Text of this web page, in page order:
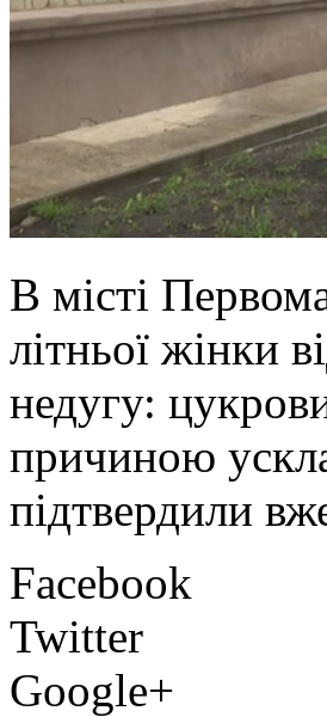
В місті
літньої жінки
недугу:
причиною
підтвердили
Facebook
Twitter
Google+